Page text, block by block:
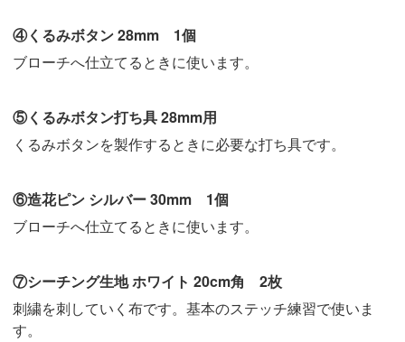
④くるみボタン 28mm 1個
ブローチへ仕立てるときに使います。
⑤くるみボタン打ち具 28mm用
くるみボタンを製作するときに必要な打ち具です。
⑥造花ピン シルバー 30mm 1個
ブローチへ仕立てるときに使います。
⑦シーチング生地 ホワイト 20cm角 2枚
刺繍を刺していく布です。基本のステッチ練習で使いま
す。